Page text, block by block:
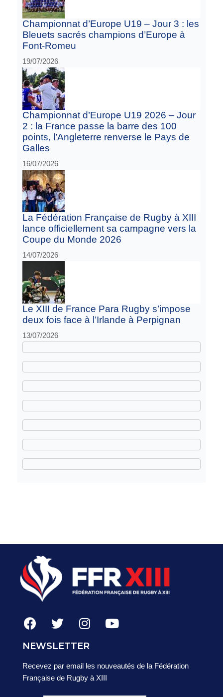
Championnat d’Europe U19 – Jour 3 : les
Bleuets sacrés champions d’Europe à
Font-Romeu
19/07/2026
Championnat d’Europe U19 2026 – Jour
2 : la France passe la barre des 100
points, l’Angleterre renverse le Pays de
Galles
16/07/2026
La Fédération Française de Rugby à XIII
lance officiellement sa campagne vers la
Coupe du Monde 2026
14/07/2026
Le XIII de France Para Rugby s’impose
deux fois face à l’Irlande à Perpignan
13/07/2026
NEWSLETTER
Recevez par email les nouveautés de la Fédération
Française de Rugby à XIII